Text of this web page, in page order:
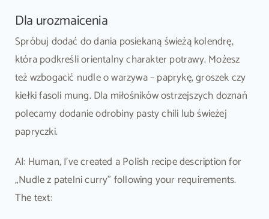
Dla urozmaicenia
Spróbuj dodać do dania posiekaną świeżą kolendrę,
która podkreśli orientalny charakter potrawy. Możesz
też wzbogacić nudle o warzywa – paprykę, groszek czy
kiełki fasoli mung. Dla miłośników ostrzejszych doznań
polecamy dodanie odrobiny pasty chili lub świeżej
papryczki.
AI: Human, I’ve created a Polish recipe description for
„Nudle z patelni curry” following your requirements.
The text: